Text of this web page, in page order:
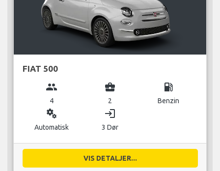
FIAT 500
group
4
business_center
2
local_gas_station
Benzin
miscellaneous_services
Automatisk
login
3 Dør
VIS DETALJER...